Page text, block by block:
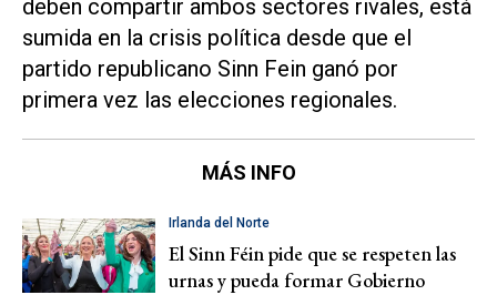
deben compartir ambos sectores rivales, está
sumida en la crisis política desde que el
partido republicano Sinn Fein ganó por
primera vez las elecciones regionales.
MÁS INFO
Irlanda del Norte
El Sinn Féin pide que se respeten las
urnas y pueda formar Gobierno